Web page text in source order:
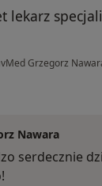
lekarz
Grzegorz
Nawara
serdecznie